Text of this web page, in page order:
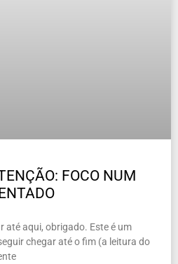
FOCO NUM
até aqui, obrigado. Este é um
chegar até o fim (a leitura do